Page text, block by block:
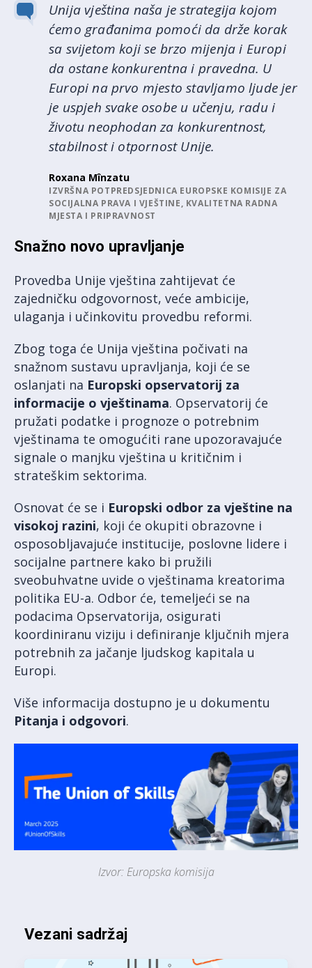
Unija vještina naša je strategija kojom
ćemo građanima pomoći da drže korak
sa svijetom koji se brzo mijenja i Europi
da ostane konkurentna i pravedna. U
Europi na prvo mjesto stavljamo ljude jer
je uspjeh svake osobe u učenju, radu i
životu neophodan za konkurentnost,
stabilnost i otpornost Unije.
Roxana Mînzatu
IZVRŠNA POTPREDSJEDNICA EUROPSKE KOMISIJE ZA
SOCIJALNA PRAVA I VJEŠTINE, KVALITETNA RADNA
MJESTA I PRIPRAVNOST
Snažno novo upravljanje
Provedba Unije vještina zahtijevat će
zajedničku odgovornost, veće ambicije,
ulaganja i učinkovitu provedbu reformi.
Zbog toga će Unija vještina počivati na
snažnom sustavu upravljanja, koji će se
oslanjati na Europski opservatorij za
informacije o vještinama. Opservatorij će
pružati podatke i prognoze o potrebnim
vještinama te omogućiti rane upozoravajuće
signale o manjku vještina u kritičnim i
strateškim sektorima.
Osnovat će se i Europski odbor za vještine na
visokoj razini, koji će okupiti obrazovne i
osposobljavajuće institucije, poslovne lidere i
socijalne partnere kako bi pružili
sveobuhvatne uvide o vještinama kreatorima
politika EU-a. Odbor će, temeljeći se na
podacima Opservatorija, osigurati
koordiniranu viziju i definiranje ključnih mjera
potrebnih za jačanje ljudskog kapitala u
Europi.
Više informacija dostupno je u dokumentu
Pitanja i odgovori.
Izvor: Europska komisija
Vezani sadržaj